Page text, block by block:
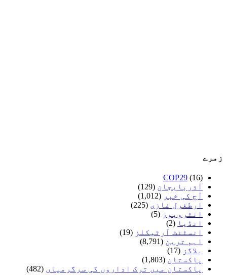
زمرے
COP29 (16)
آذربایجان (129)
آج کی خبر (1,012)
ارطغرل غازی (225)
انٹرویوز (5)
انڈیا (2)
انسٹنٹ آرٹیکلز (19)
اہم ترین (8,791)
بلاگز (17)
پاکستان (1,803)
پاکستان میں ترک اداروں کی سرگرمیاں (482)